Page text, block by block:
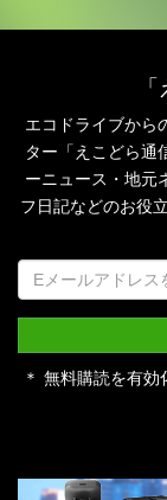
エコドライブから
ター「えこどら通
ーニュース・地元
フ日記などのお役
＊ 無料購読を有